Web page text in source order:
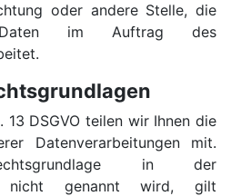
oder andere Stelle, die
Daten im Auftrag des
DSGVO teilen wir Ihnen die
Datenverarbeitungen mit.
in der
nicht genannt wird, gilt